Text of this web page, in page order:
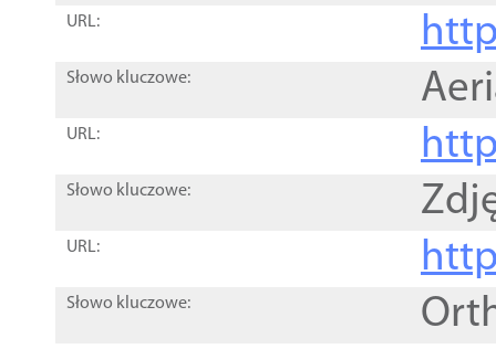
URL:
Słowo kluczowe:
URL:
Słowo kluczowe:
URL:
Słowo kluczowe: